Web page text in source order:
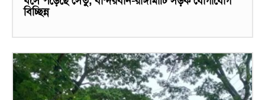
বিচ্ছিন্ন